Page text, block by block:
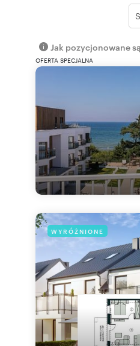
Jak pozycjonowane
OFERTA SPECJALNA
WYRÓŻNIONE